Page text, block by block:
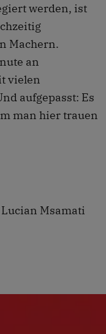
werden, ist
Machern.
an
vielen
aufgepasst: Es
man hier trauen
Msamati